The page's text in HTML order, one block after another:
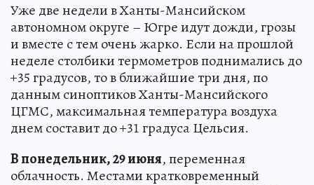
Уже две недели в Ханты-Мансийском
автономном округе – Югре идут дожди, грозы
и вместе с тем очень жарко. Если на прошлой
неделе столбики термометров поднимались до
+35 градусов, то в ближайшие три дня, по
данным синоптиков Ханты-Мансийского
ЦГМС, максимальная температура воздуха
днем составит до +31 градуса Цельсия.
В понедельник, 29 июня, переменная
облачность. Местами кратковременный